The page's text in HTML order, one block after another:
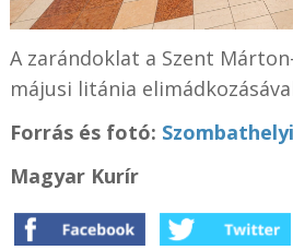
A zarándoklat a Szent
májusi litánia
Forrás és fotó:
Magyar Kurír